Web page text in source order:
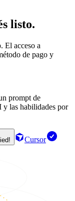
listo.
El acceso a
de pago y
prompt de
las habilidades por
Cursor